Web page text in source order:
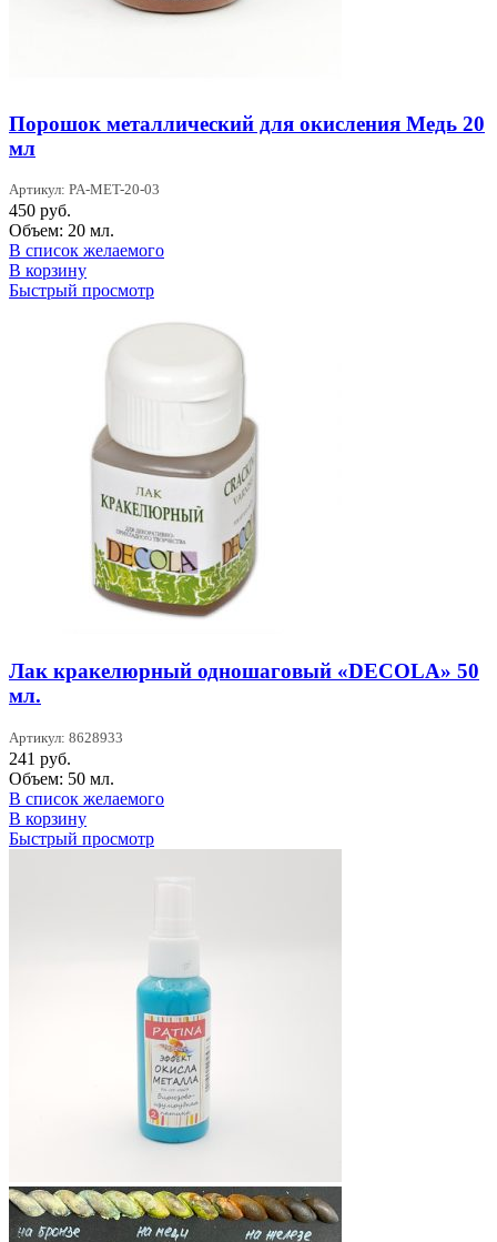
Порошок металлический для окисления Медь 20
мл
Артикул: PA-MET-20-03
450 руб.
Объем: 20 мл.
В список желаемого
В корзину
Быстрый просмотр
Лак кракелюрный одношаговый «DECOLA» 50
мл.
Артикул: 8628933
241 руб.
Объем: 50 мл.
В список желаемого
В корзину
Быстрый просмотр